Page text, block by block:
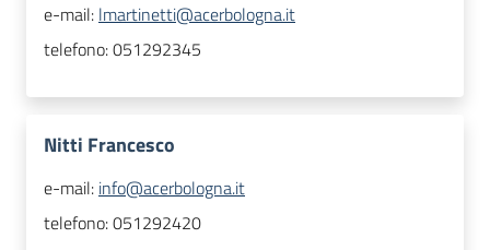
e-mail: lmartinetti@acerbologna.it
telefono:051292345
Nitti Francesco
e-mail: info@acerbologna.it
telefono:051292420